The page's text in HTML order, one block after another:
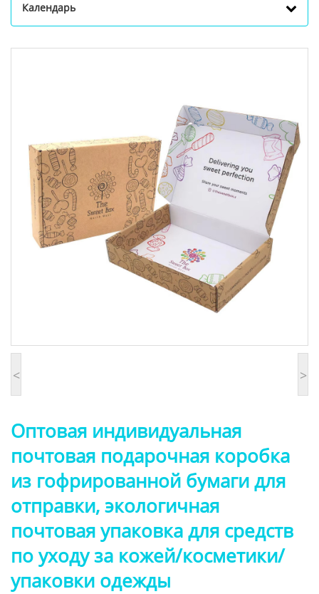
Календарь
< >
Оптовая индивидуальная
почтовая подарочная коробка
из гофрированной бумаги для
отправки, экологичная
почтовая упаковка для средств
по уходу за кожей/косметики/
упаковки одежды